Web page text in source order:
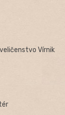
Vírnik